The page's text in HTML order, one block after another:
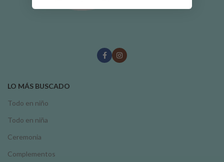
LO MÁS BUSCADO
Todo en niño
Todo en niña
Ceremonia
Complementos